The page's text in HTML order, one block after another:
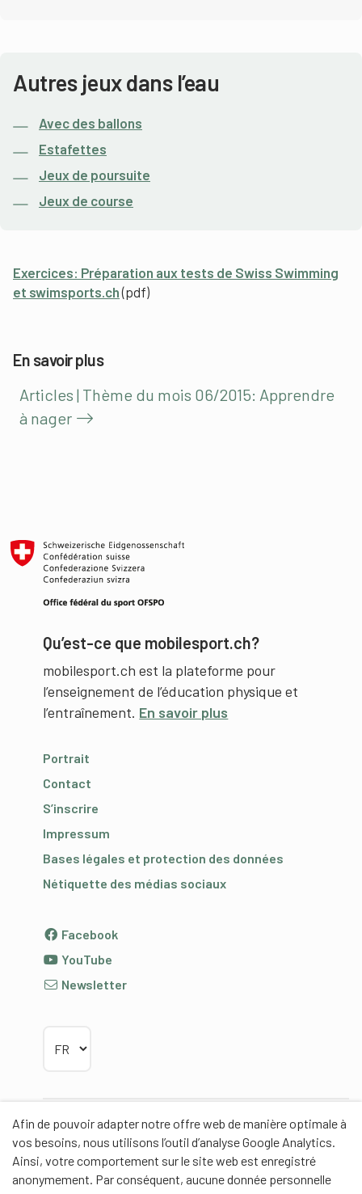
Afin de pouvoir adapter notre offre web de manière optimale à
vos besoins, nous utilisons l’outil d’analyse Google Analytics.
Ainsi, votre comportement sur le site web est enregistré
anonymement. Par conséquent, aucune donnée personnelle
Autres jeux dans l’eau
Avec des ballons
Estafettes
Jeux de poursuite
Jeux de course
Exercices: Préparation aux tests de Swiss Swimming
et swimsports.ch(pdf)
En savoir plus
Articles | Thème du mois 06/2015: Apprendre
à nager
Qu’est-ce que mobilesport.ch?
mobilesport.ch est la plateforme pour
l’enseignement de l’éducation physique et
l’entraînement. En savoir plus
Portrait
Contact
S’inscrire
Impressum
Bases légales et protection des données
Nétiquette des médias sociaux
Facebook
YouTube
Newsletter
Partenaires